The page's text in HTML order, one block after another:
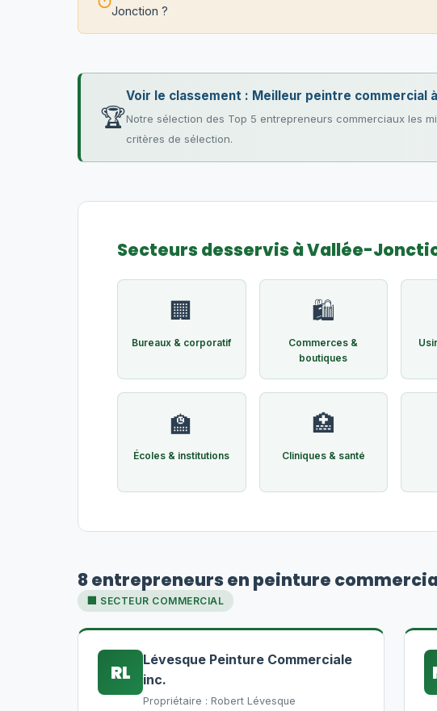
Jonction ?
🏆
Voir le classement : Meilleur peintre commercial
Notre sélection des Top 5 entrepreneurs commerciaux les
critères de sélection.
Secteurs desservis à Vallée-
🏢
Bureaux & corporatif
🛍️
Commerces &
boutiques
🏫
Écoles & institutions
🏥
Cliniques & santé
8 entrepreneurs en peinture
🏢 SECTEUR COMMERCIAL
RL
Lévesque Peinture Commerciale
inc.
Propriétaire : Robert Lévesque